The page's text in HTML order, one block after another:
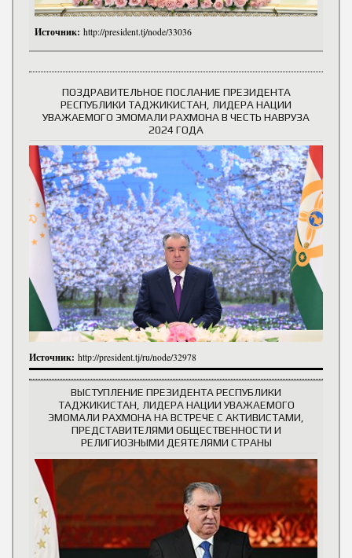
Источник: http://president.tj/node/33036
ПОЗДРАВИТЕЛЬНОЕ ПОСЛАНИЕ ПРЕЗИДЕНТА
РЕСПУБЛИКИ ТАДЖИКИСТАН, ЛИДЕРА НАЦИИ
УВАЖАЕМОГО ЭМОМАЛИ РАХМОНА В ЧЕСТЬ НАВРУЗА
2024 ГОДА
Источник: http://president.tj/ru/node/32978
ВЫСТУПЛЕНИЕ ПРЕЗИДЕНТА РЕСПУБЛИКИ
ТАДЖИКИСТАН, ЛИДЕРА НАЦИИ УВАЖАЕМОГО
ЭМОМАЛИ РАХМОНА НА ВСТРЕЧЕ С АКТИВИСТАМИ,
ПРЕДСТАВИТЕЛЯМИ ОБЩЕСТВЕННОСТИ И
РЕЛИГИОЗНЫМИ ДЕЯТЕЛЯМИ СТРАНЫ